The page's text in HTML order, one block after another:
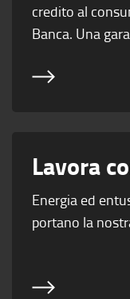
credito al
Banca. Una
Lavora
Energia ed
portano la